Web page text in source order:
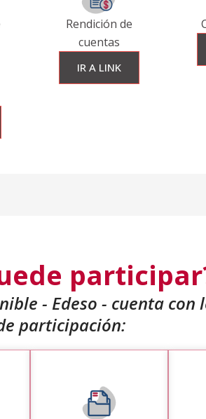
Rendición de
cuentas
IR A LINK
- Edeso - cuenta con
participación: